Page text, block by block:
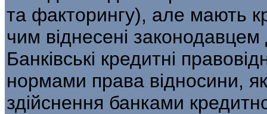
та факторингу), але мають
чим віднесені
Банківські кредитні
нормами права відносини,
здійснення банками